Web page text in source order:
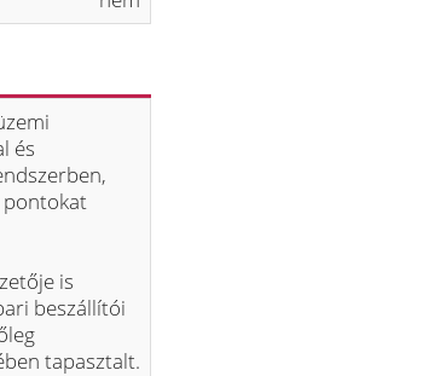
és
pontokat
is
beszállítói
tapasztalt.